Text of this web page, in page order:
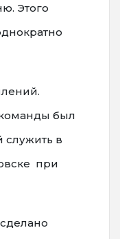
Этого
был
служить в
при